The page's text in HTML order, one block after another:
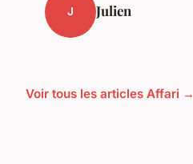
J Julien
Voir tous les articles Affari →